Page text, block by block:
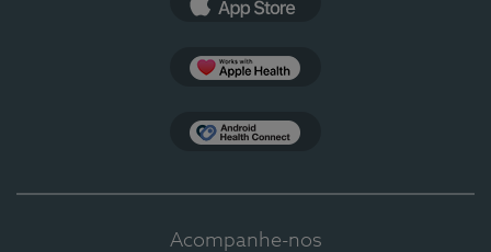
Acompanhe-nos